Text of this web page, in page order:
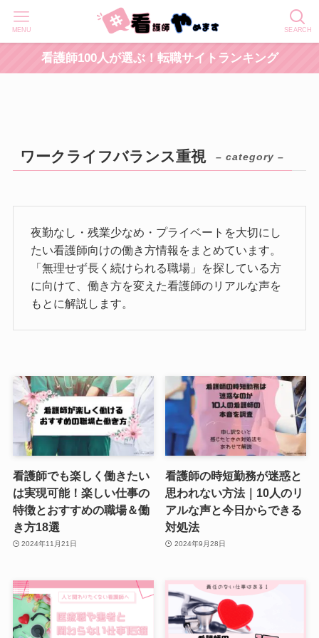
SEARCH
MENU
看護師100人が選ぶ！転職サイトランキング
ワークライフバランス重視 – category –
夜勤なし・残業少なめ・プライベートを大切にし
たい看護師向けの働き方情報をまとめています。
「無理せず長く続けられる職場」を探している方
に向けて、働き方を変えた看護師のリアルな声を
もとに解説します。
看護師でも楽しく働きたい
は実現可能！楽しい仕事の
特徴とおすすめの職場＆働
き方18選
2024年11月21日
看護師の時短勤務が迷惑と
思われない方法｜10人のリ
アルな声と今日からできる
対処法
2024年9月28日